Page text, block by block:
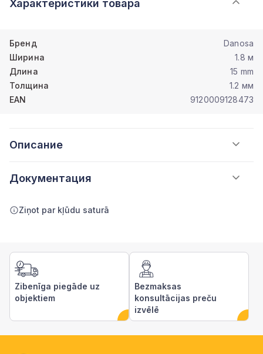
Характеристики товара
Бренд
Danosa
Ширина
1.8 м
Длина
15 mm
Толщина
1.2 мм
EAN
9120009128473
Описание
Документация
Ziņot par kļūdu saturā
Zibenīga piegāde uz
objektiem
Bezmaksas
konsultācijas preču
izvēlē